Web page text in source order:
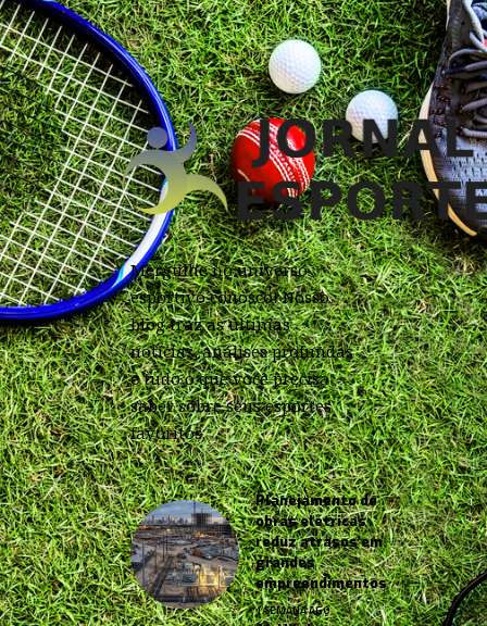
Mergulhe no universo
esportivo conosco! Nosso
blog traz as últimas
notícias, análises profundas
e tudo o que você precisa
saber sobre seus esportes
favoritos.
Planejamento de
obras elétricas
reduz atrasos em
grandes
empreendimentos
1 SEMANA AGO